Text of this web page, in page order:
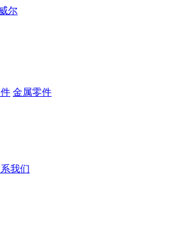
金属零件
我们